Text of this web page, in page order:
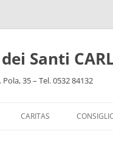
Santi
Pola, 35 – Tel. 0532 84132
CARITAS